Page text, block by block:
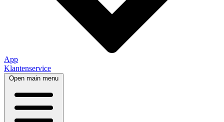
App
Klantenservice
Open main menu